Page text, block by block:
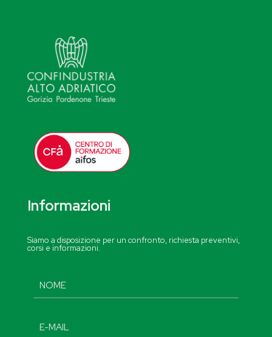
Informazioni
Siamo a disposizione per un confronto, richiesta preventivi,
corsi e informazioni.